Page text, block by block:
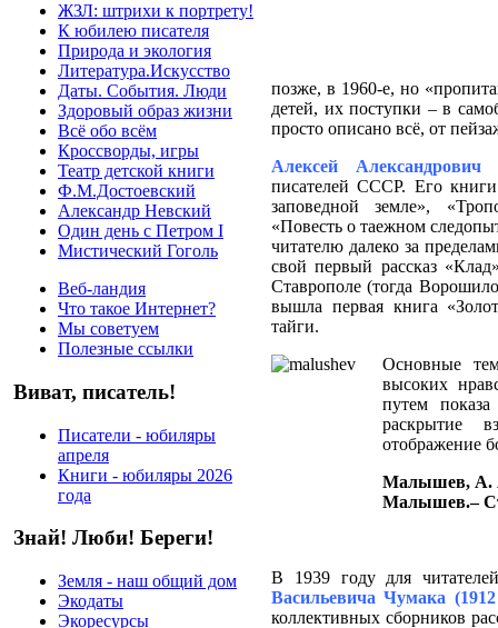
ЖЗЛ: штрихи к портрету!
К юбилею писателя
Природа и экология
Литература.Искусство
Даты. События. Люди
Здоровый образ жизни
Всё обо всём
Кроссворды, игры
Театр детской книги
Ф.М.Достоевский
Александр Невский
Один день с Петром I
Мистический Гоголь
Веб-ландия
Что такое Интернет?
Мы советуем
Полезные ссылки
Виват, писатель!
Писатели - юбиляры
апреля
Книги - юбиляры 2026
года
Знай! Люби! Береги!
Земля - наш общий дом
Экодаты
Экоресурсы
позже, в 1960-е, но
детей, их поступки – в
просто описано всё, от
Алексей
писателей СССР. Его книги
заповедной земле»,
«Повесть о таежном
читателю далеко за
свой первый рассказ
Ставрополе (тогда
вышла первая книга
тайги.
Основные
высоких
путем
раскрытие
отображение
Малышев, А.
Малышев.–
В 1939 году для
Васильевича Чумака
коллективных сборников